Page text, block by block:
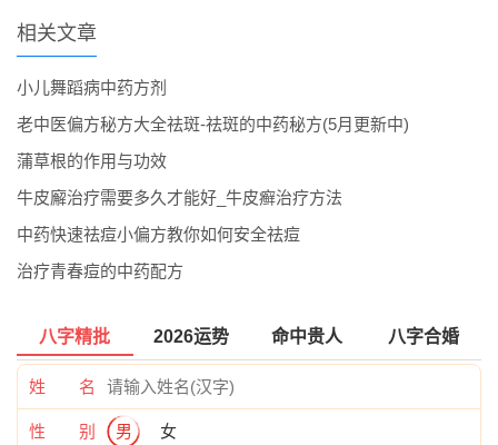
相关文章
小儿舞蹈病中药方剂
老中医偏方秘方大全祛斑-祛斑的中药秘方(5月更新中)
蒲草根的作用与功效
牛皮廨治疗需要多久才能好_牛皮癣治疗方法
中药快速祛痘小偏方教你如何安全祛痘
治疗青春痘的中药配方
八字精批 2026运势 命中贵人 八字合婚
姓 名
性 别 男 女